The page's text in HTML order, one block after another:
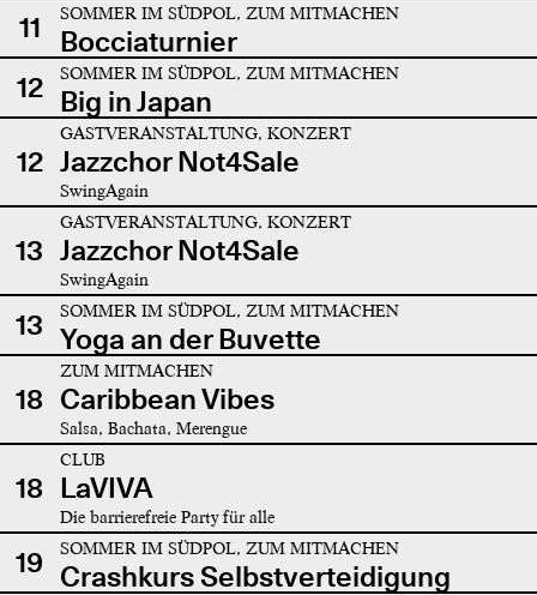
11 SOMMER IM SÜDPOL, ZUM MITMACHEN
Bocciaturnier
12
SOMMER IM SÜDPOL, ZUM MITMACHEN
Big in Japan
12
GASTVERANSTALTUNG, KONZERT
Jazzchor Not4Sale
SwingAgain
13
GASTVERANSTALTUNG, KONZERT
Jazzchor Not4Sale
SwingAgain
13 SOMMER IM SÜDPOL, ZUM MITMACHEN
Yoga an der Buvette
18
ZUM MITMACHEN
Caribbean Vibes
Salsa, Bachata, Merengue
18
CLUB
LaVIVA
Die barrierefreie Party für alle
19 SOMMER IM SÜDPOL, ZUM MITMACHEN
Crashkurs Selbstverteidigung